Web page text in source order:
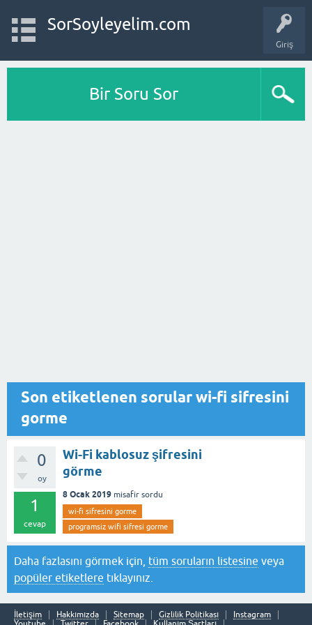
Giriş
SorSoyleyelim.com
Bir Soru Sor
Son etiketlenen sorular wi-fi sifresini
gorme
0
oy
1
cevap
Wi-Fi kablosuz şifresini
görme
8 Ocak 2019 misafir sordu
wi-fi sifresini gorme
programsiz wifi sifresi gorme
Daha fazlasını görmek için, tüm soruların listesine veya
popüler etiketlere tıklayınız.
İletişim Hakkımızda Sitemap Gizlilik Politikası
Instagram